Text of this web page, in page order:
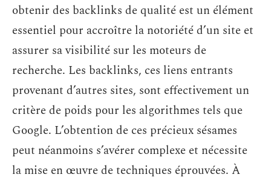
obtenir des backlinks de qualité est un élément
essentiel pour accroître la notoriété d’un site et
assurer sa visibilité sur les moteurs de
recherche. Les backlinks, ces liens entrants
provenant d’autres sites, sont effectivement un
critère de poids pour les algorithmes tels que
Google. L’obtention de ces précieux sésames
peut néanmoins s’avérer complexe et nécessite
la mise en œuvre de techniques éprouvées. À